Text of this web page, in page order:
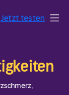
Jetzt testen